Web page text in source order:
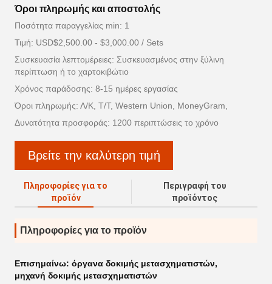
Όροι πληρωμής και αποστολής
Ποσότητα παραγγελίας min: 1
Τιμή: USD$2,500.00 - $3,000.00 / Sets
Συσκευασία λεπτομέρειες: Συσκευασμένος στην ξύλινη
περίπτωση ή το χαρτοκιβώτιο
Χρόνος παράδοσης: 8-15 ημέρες εργασίας
Όροι πληρωμής: Λ/Κ, Τ/Τ, Western Union, MoneyGram,
Δυνατότητα προσφοράς: 1200 περιπτώσεις το χρόνο
Βρείτε την καλύτερη τιμή
Πληροφορίες για το
προϊόν
Περιγραφή του
προϊόντος
Πληροφορίες για το προϊόν
Επισημαίνω: όργανα δοκιμής μετασχηματιστών,
μηχανή δοκιμής μετασχηματιστών